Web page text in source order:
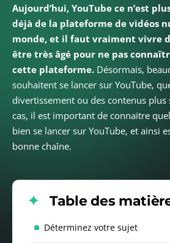
Aujourd’hui, YouTube ce n’est
déjà de la plateforme de vidéos
monde, et il faut vraiment vivre
être très âgé pour ne pas
cette plateforme. Désormais,
souhaitent se lancer sur YouTube,
divertissement ou des contenus plus
cas, il est important de connaitre
bien se lancer sur YouTube, et ainsi
bonne chaîne.
Table des
Déterminez votre sujet